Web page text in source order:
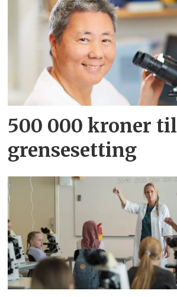
500 000 kroner til
grensesetting